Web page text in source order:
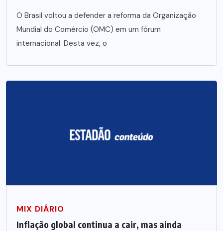
O Brasil voltou a defender a reforma da Organização
Mundial do Comércio (OMC) em um fórum
internacional. Desta vez, o
MIX DIÁRIO
Inflação global continua a cair, mas ainda